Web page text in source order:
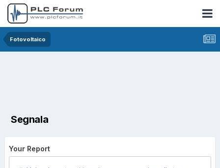
Fotovoltaico
Segnala
Your Report